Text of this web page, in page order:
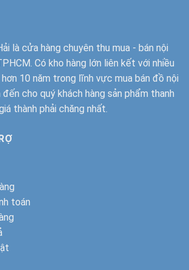
là cửa hàng chuyên thu mua - bán nội
Có kho hàng lớn liên kết với nhiều
10 năm trong lĩnh vực mua bán đồ nội
cho quý khách hàng sản phẩm thanh
thành phải chăng nhất.
toán